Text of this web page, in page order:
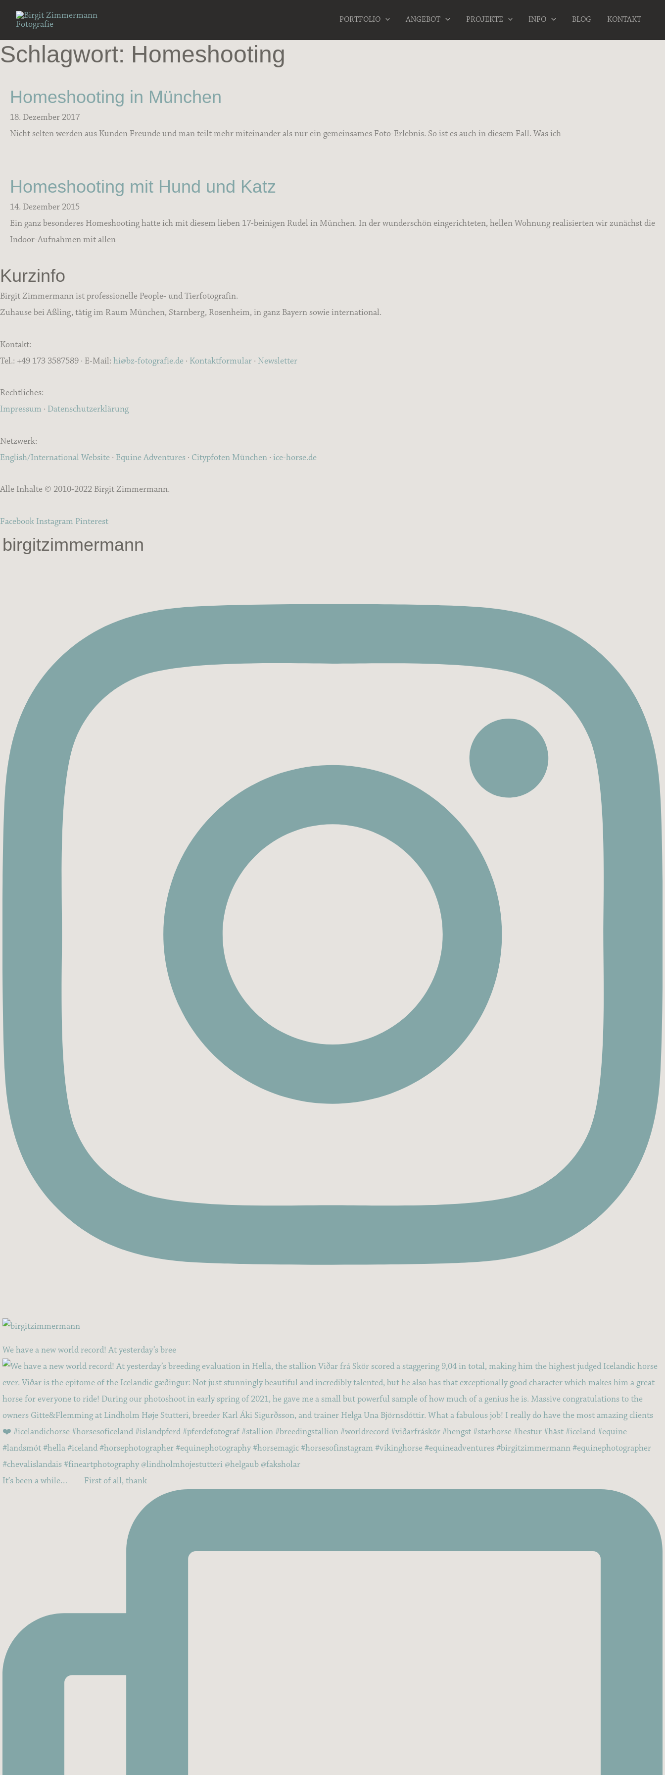
Inhalt
springen
PORTFOLIO ANGEBOT PROJEKTE INFO BLOG KONTAKT
Schlagwort: Homeshooting
Homeshooting in München
18. Dezember 2017
Nicht selten werden aus Kunden Freunde und man teilt mehr miteinander als nur ein gemeinsames Foto-Erlebnis. So ist es auch in diesem Fall. Was ich
Homeshooting mit Hund und Katz
14. Dezember 2015
Ein ganz besonderes Homeshooting hatte ich mit diesem lieben 17-beinigen Rudel in München. In der wunderschön eingerichteten, hellen Wohnung realisierten wir zunächst die
Indoor-Aufnahmen mit allen
Kurzinfo
Birgit Zimmermann ist professionelle People- und Tierfotografin.
Zuhause bei Aßling, tätig im Raum München, Starnberg, Rosenheim, in ganz Bayern sowie international.
Kontakt:
Tel.: +49 173 3587589 · E-Mail: hi@bz-fotografie.de · Kontaktformular · Newsletter
Rechtliches:
Impressum · Datenschutzerklärung
Netzwerk:
English/International Website · Equine Adventures · Citypfoten München · ice-horse.de
Alle Inhalte © 2010-2022 Birgit Zimmermann.
Facebook Instagram Pinterest
birgitzimmermann
We have a new world record! At yesterday’s bree
It’s been a while…⠀ ⠀ First of all, thank